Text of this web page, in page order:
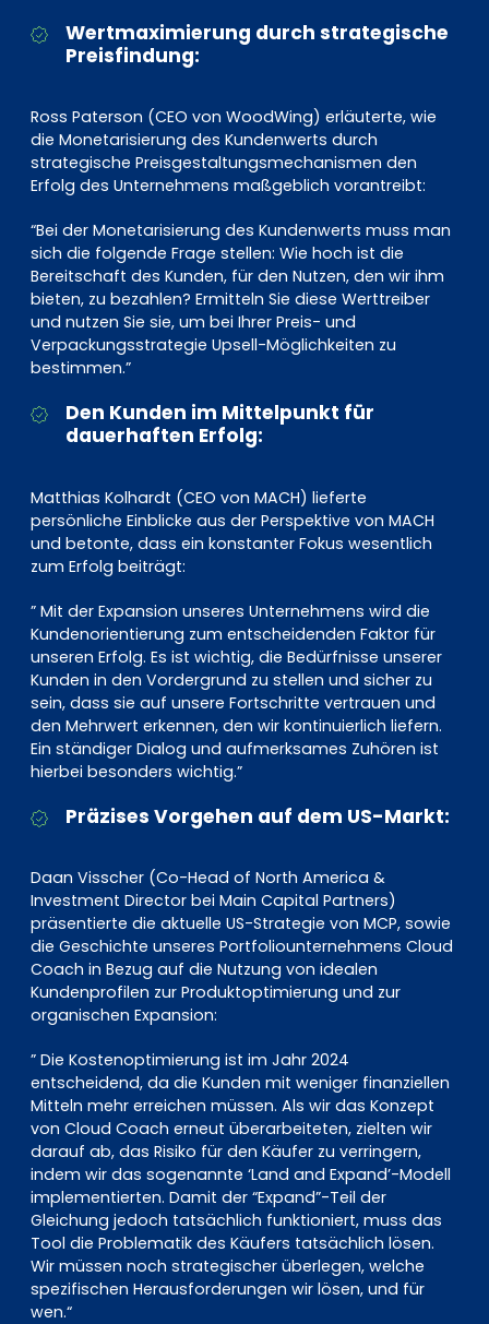
Wertmaximierung durch strategische
Preisfindung:
Ross Paterson (CEO von WoodWing) erläuterte, wie
die Monetarisierung des Kundenwerts durch
strategische Preisgestaltungsmechanismen den
Erfolg des Unternehmens maßgeblich vorantreibt:
“Bei der Monetarisierung des Kundenwerts muss man
sich die folgende Frage stellen: Wie hoch ist die
Bereitschaft des Kunden, für den Nutzen, den wir ihm
bieten, zu bezahlen? Ermitteln Sie diese Werttreiber
und nutzen Sie sie, um bei Ihrer Preis- und
Verpackungsstrategie Upsell-Möglichkeiten zu
bestimmen.”
Den Kunden im Mittelpunkt für
dauerhaften Erfolg:
Matthias Kolhardt (CEO von MACH) lieferte
persönliche Einblicke aus der Perspektive von MACH
und betonte, dass ein konstanter Fokus wesentlich
zum Erfolg beiträgt:
” Mit der Expansion unseres Unternehmens wird die
Kundenorientierung zum entscheidenden Faktor für
unseren Erfolg. Es ist wichtig, die Bedürfnisse unserer
Kunden in den Vordergrund zu stellen und sicher zu
sein, dass sie auf unsere Fortschritte vertrauen und
den Mehrwert erkennen, den wir kontinuierlich liefern.
Ein ständiger Dialog und aufmerksames Zuhören ist
hierbei besonders wichtig.”
Präzises Vorgehen auf dem US-Markt:
Daan Visscher (Co-Head of North America &
Investment Director bei Main Capital Partners)
präsentierte die aktuelle US-Strategie von MCP, sowie
die Geschichte unseres Portfoliounternehmens Cloud
Coach in Bezug auf die Nutzung von idealen
Kundenprofilen zur Produktoptimierung und zur
organischen Expansion:
” Die Kostenoptimierung ist im Jahr 2024
entscheidend, da die Kunden mit weniger finanziellen
Mitteln mehr erreichen müssen. Als wir das Konzept
von Cloud Coach erneut überarbeiteten, zielten wir
darauf ab, das Risiko für den Käufer zu verringern,
indem wir das sogenannte ‘Land and Expand’-Modell
implementierten. Damit der “Expand”-Teil der
Gleichung jedoch tatsächlich funktioniert, muss das
Tool die Problematik des Käufers tatsächlich lösen.
Wir müssen noch strategischer überlegen, welche
spezifischen Herausforderungen wir lösen, und für
wen.“